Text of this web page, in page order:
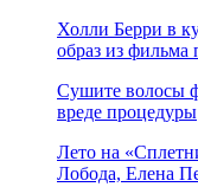
Холли Берри в
образ из
Сушите волосы
вреде процедуры
Лето на
Лобода, Елена